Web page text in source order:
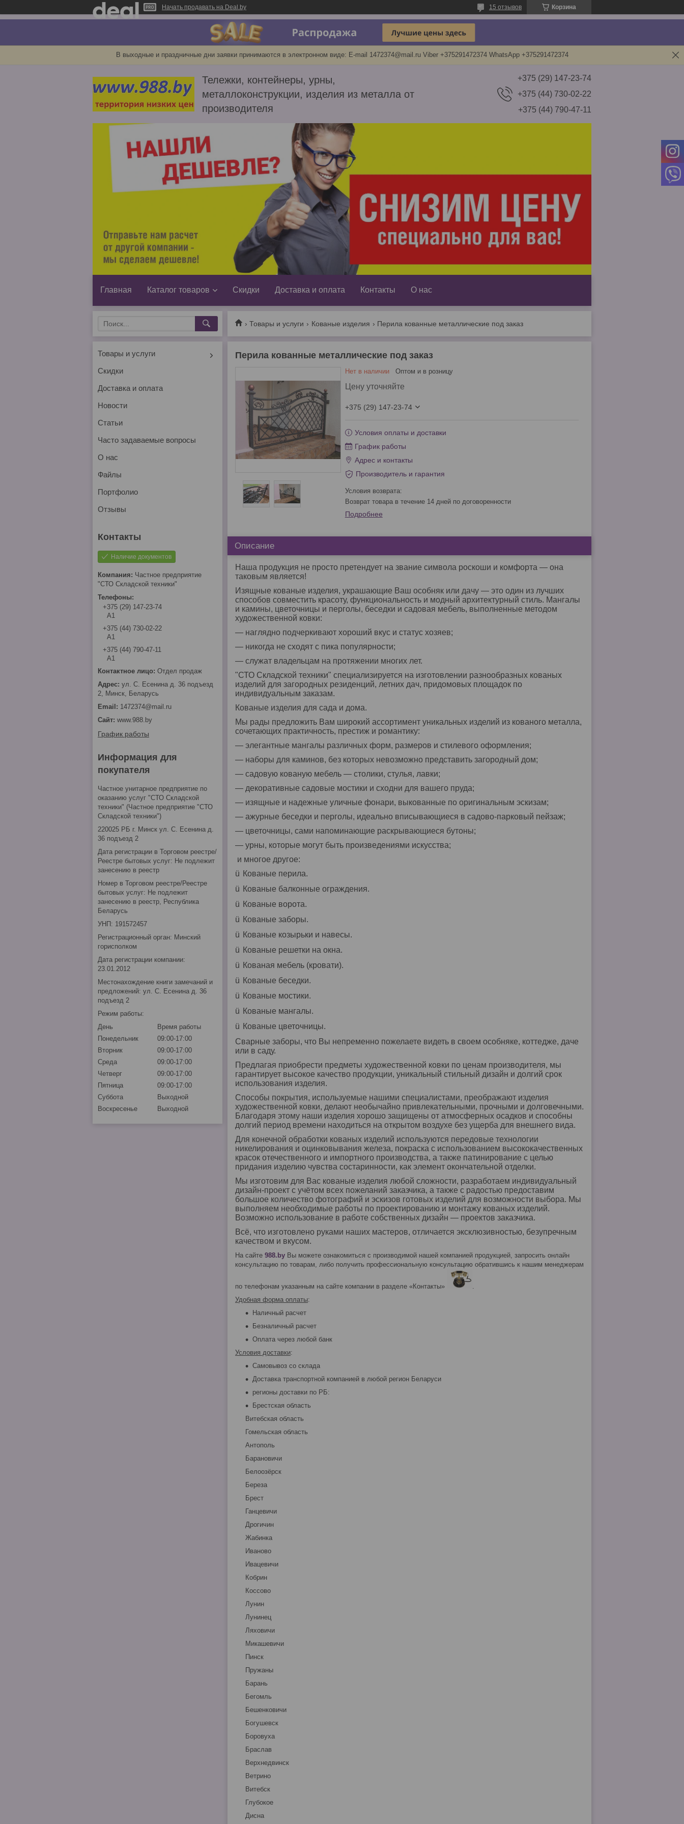
Начать продавать на Deal.by Корзина
15 отзывов
В выходные и праздничные дни заявки принимаются в электронном виде: E-mail 1472374@mail.ru Viber +375291472374 WhatsApp +375291472374
Тележки, контейнеры, урны,
металлоконструкции, изделия из металла от
производителя
+375 (29) 147-23-74
+375 (44) 730-02-22
+375 (44) 790-47-11
Главная Каталог товаров Скидки Доставка и оплата Контакты О нас
Товары и услуги Кованые изделия Перила кованные металлические под заказ
Перила кованные металлические под заказ
Нет в наличии Оптом и в розницу
Цену уточняйте
+375 (29) 147-23-74
Условия оплаты и доставки
График работы
Адрес и контакты
Производитель и гарантия
возврат товара в течение 14 дней по договоренности
Подробнее
Описание
Наша продукция не просто претендует на звание символа роскоши и комфорта ― она
таковым является!
Изящные кованые изделия, украшающие Ваш особняк или дачу ― это один из лучших
способов совместить красоту, функциональность и модный архитектурный стиль. Мангалы
и камины, цветочницы и перголы, беседки и садовая мебель, выполненные методом
художественной ковки:
― наглядно подчеркивают хороший вкус и статус хозяев;
― никогда не сходят с пика популярности;
― служат владельцам на протяжении многих лет.
"СТО Складской техники" специализируется на изготовлении разнообразных кованых
изделий для загородных резиденций, летних дач, придомовых площадок по
индивидуальным заказам.
Кованые изделия для сада и дома.
Мы рады предложить Вам широкий ассортимент уникальных изделий из кованого металла,
сочетающих практичность, престиж и романтику:
― элегантные мангалы различных форм, размеров и стилевого оформления;
― наборы для каминов, без которых невозможно представить загородный дом;
― садовую кованую мебель ― столики, стулья, лавки;
― декоративные садовые мостики и сходни для вашего пруда;
― изящные и надежные уличные фонари, выкованные по оригинальным эскизам;
― ажурные беседки и перголы, идеально вписывающиеся в садово-парковый пейзаж;
― цветочницы, сами напоминающие раскрывающиеся бутоны;
― урны, которые могут быть произведениями искусства;
и многое другое:
ü Кованые перила.
ü Кованые балконные ограждения.
ü Кованые ворота.
ü Кованые заборы.
ü Кованые козырьки и навесы.
ü Кованые решетки на окна.
ü Кованая мебель (кровати).
ü Кованые беседки.
ü Кованые мостики.
ü Кованые мангалы.
ü Кованые цветочницы.
Сварные заборы, что Вы непременно пожелаете видеть в своем особняке, коттедже, даче
или в саду.
Предлагая приобрести предметы художественной ковки по ценам производителя, мы
гарантирует высокое качество продукции, уникальный стильный дизайн и долгий срок
использования изделия.
Способы покрытия, используемые нашими специалистами, преображают изделия
художественной ковки, делают необычайно привлекательными, прочными и долговечными.
Благодаря этому наши изделия хорошо защищены от атмосферных осадков и способны
долгий период времени находиться на открытом воздухе без ущерба для внешнего вида.
Для конечной обработки кованых изделий используются передовые технологии
никелирования и оцинковывания железа, покраска с использованием высококачественных
красок отечественного и импортного производства, а также патинирование с целью
придания изделию чувства состаринности, как элемент окончательной отделки.
Мы изготовим для Вас кованые изделия любой сложности, разработаем индивидуальный
дизайн-проект с учётом всех пожеланий заказчика, а также с радостью предоставим
большое количество фотографий и эскизов готовых изделий для возможности выбора. Мы
выполняем необходимые работы по проектированию и монтажу кованых изделий.
Возможно использование в работе собственных дизайн ― проектов заказчика.
Всё, что изготовлено руками наших мастеров, отличается эксклюзивностью, безупречным
качеством и вкусом.
На сайте 988.by Вы можете ознакомиться с производимой нашей компанией продукцией, запросить онлайн
консультацию по товарам, либо получить профессиональную консультацию обратившись к нашим менеджерам
по телефонам указанным на сайте компании в разделе «Контакты»
.
Удобная форма оплаты:
Наличный расчет
Безналичный расчет
Оплата через любой банк
Условия доставки:
Самовывоз со склада
Доставка транспортной компанией в любой регион Беларуси
регионы доставки по РБ:
Брестская область
Витебская область
Гомельская область
Антополь
Барановичи
Белоозёрск
Береза
Брест
Ганцевичи
Дрогичин
Жабинка
Иваново
Ивацевичи
Кобрин
Коссово
Лунин
Лунинец
Ляховичи
Микашевичи
Пинск
Пружаны
Барань
Бегомль
Бешенковичи
Богушевск
Боровуха
Браслав
Верхнедвинск
Ветрино
Витебск
Глубокое
Дисна
Товары и услуги
Скидки
Доставка и оплата
Новости
Статьи
Часто задаваемые вопросы
О нас
Файлы
Портфолио
Отзывы
Наличие документов
Частное предприятие
"СТО Складской техники"
+375 (29) 147-23-74
А1
+375 (44) 730-02-22
А1
+375 (44) 790-47-11
А1
Отдел продаж
ул. С. Есенина д. 36 подъезд
2, Минск, Беларусь
1472374@mail.ru
www.988.by
График работы
Информация для
покупателя
Частное унитарное предприятие по
оказанию услуг "СТО Складской
техники" (Частное предприятие "СТО
Складской техники")
220025 РБ г. Минск ул. С. Есенина д.
36 подъезд 2
Дата регистрации в Торговом реестре/
Реестре бытовых услуг: Не подлежит
занесению в реестр
Номер в Торговом реестре/Реестре
бытовых услуг: Не подлежит
занесению в реестр, Республика
Беларусь
УНП: 191572457
Регистрационный орган: Минский
горисполком
Дата регистрации компании:
23.01.2012
Местонахождение книги замечаний и
предложений: ул. С. Есенина д. 36
подъезд 2
Режим работы:
День
Время работы
Понедельник
09:00-17:00
Вторник
09:00-17:00
Среда
09:00-17:00
Четверг
09:00-17:00
Пятница
09:00-17:00
Суббота
Выходной
Воскресенье
Выходной